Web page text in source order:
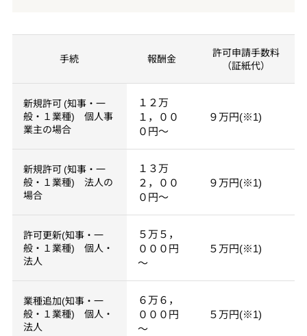
手続 報酬金
許可申請手数料
（証紙代）
新規許可 (知事・一
般・１業種) 個人事
業主の場合
１２万
１，００
０円～
９万円(※1)
新規許可 (知事・一
般・１業種) 法人の
場合
１３万
２，００
０円～
９万円(※1)
許可更新(知事・一
般・１業種) 個人・
法人
５万５，
０００円
～
５万円(※1)
業種追加(知事・一
般・１業種) 個人・
法人
６万６，
０００円
～
５万円(※1)